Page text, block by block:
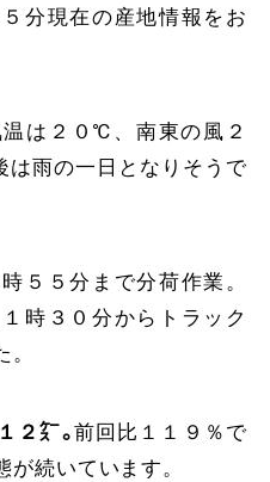
分現在の産地情報をお
は２０℃、南東の風２
雨の一日となりそうで
５５分まで分荷作業。
時３０分からトラック
２㌜。前回比１１９％で
続いています。